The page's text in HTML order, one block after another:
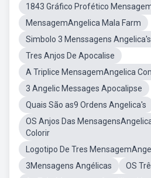
1843 Gráfico Profético
MensagemAngelica Mala Farm
Simbolo 3 Menssagens
Tres Anjos De Apocalise
A Triplice MensagemAngelica
3 Angelic Messages Apocalipse
Quais São as9 Ordens Angelica's
OS Anjos Das
Colorir
Logotipo De Tres
3Mensagens Angélicas
OS